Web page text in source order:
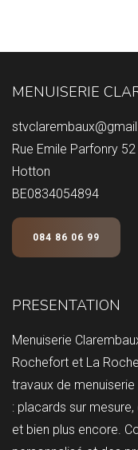
MENUISERIE
Rue Emile Parfonry 52
Hotton
BE0834054894
084 86 06 99
PRESENTATION
Menuiserie
Rochefort et La
travaux de
: placards sur
et bien plus encore.